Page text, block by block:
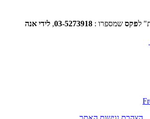
לפקס שמספרו : 03-5273918
, לידי אנה